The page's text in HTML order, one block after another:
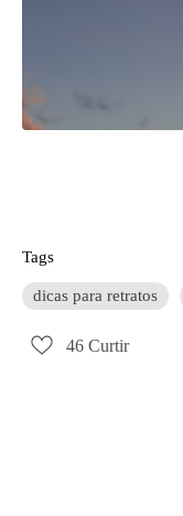
Tags
dicas para retratos
46 Curtir